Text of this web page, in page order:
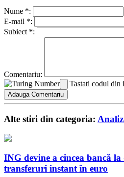
Nume *:
E-mail *:
Subiect *:
Comentariu:
Tastati codul din
Alte stiri din categoria:
ING devine a cincea bancă la
transferuri instant în euro